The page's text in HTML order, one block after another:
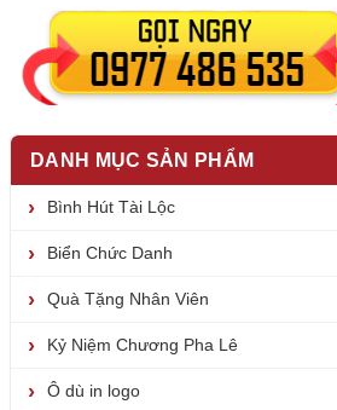
DANH MỤC SẢN PHẨM
Bình Hút Tài Lộc
Biển Chức Danh
Quà Tặng Nhân Viên
Kỷ Niệm Chương Pha Lê
Ô dù in logo